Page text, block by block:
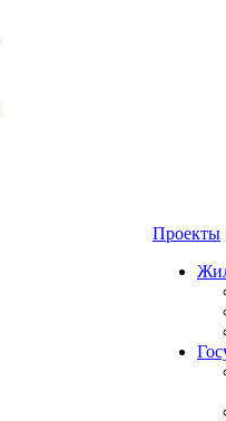
Проекты